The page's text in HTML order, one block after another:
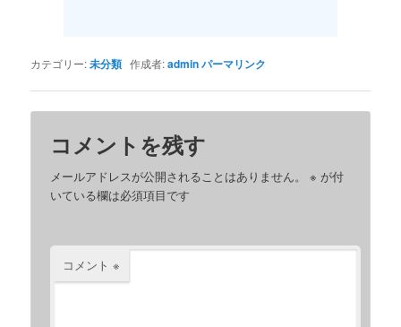
カテゴリー:未分類 作成者:adminパーマリンク
コメントを残す
メールアドレスが公開されることはありません。 ※ が付
いている欄は必須項目です
コメント※